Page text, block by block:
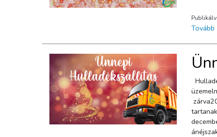
Tovább